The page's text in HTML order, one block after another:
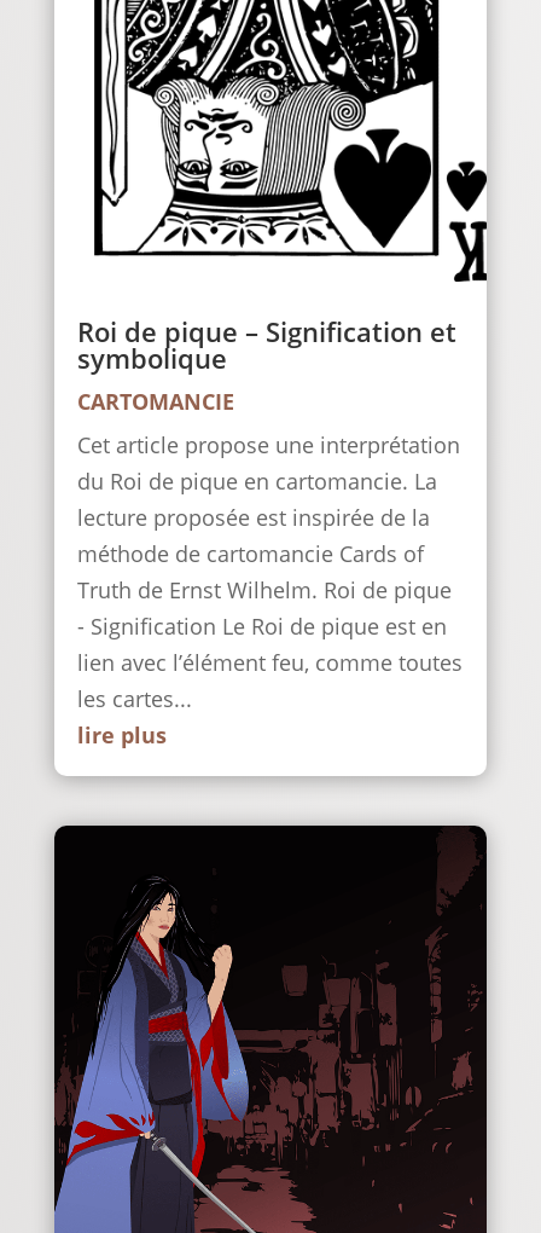
Roi de pique – Signification et
symbolique
CARTOMANCIE
Cet article propose une interprétation
du Roi de pique en cartomancie. La
lecture proposée est inspirée de la
méthode de cartomancie Cards of
Truth de Ernst Wilhelm. Roi de pique
- Signification Le Roi de pique est en
lien avec l’élément feu, comme toutes
les cartes...
lire plus